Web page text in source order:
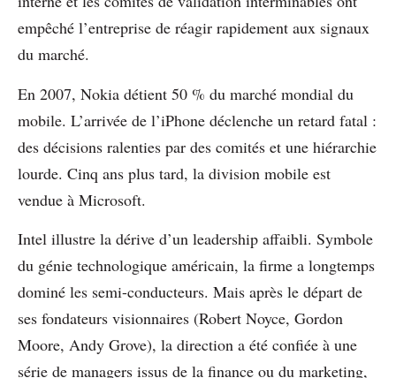
empêché l’entreprise de réagir rapidement aux signaux
du marché.
En 2007, Nokia détient 50 % du marché mondial du
mobile. L’arrivée de l’iPhone déclenche un retard fatal :
des décisions ralenties par des comités et une hiérarchie
lourde. Cinq ans plus tard, la division mobile est
vendue à Microsoft.
Intel illustre la dérive d’un leadership affaibli. Symbole
du génie technologique américain, la firme a longtemps
dominé les semi-conducteurs. Mais après le départ de
ses fondateurs visionnaires (Robert Noyce, Gordon
Moore, Andy Grove), la direction a été confiée à une
série de managers issus de la finance ou du marketing,